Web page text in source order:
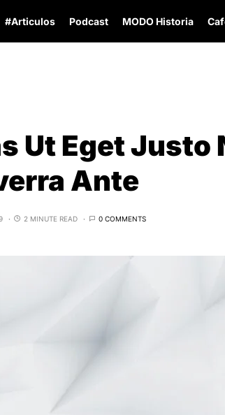
#Articulos Podcast MODO Historia
Ut Eget Justo
Ante
2 MINUTE READ 0 COMMENTS